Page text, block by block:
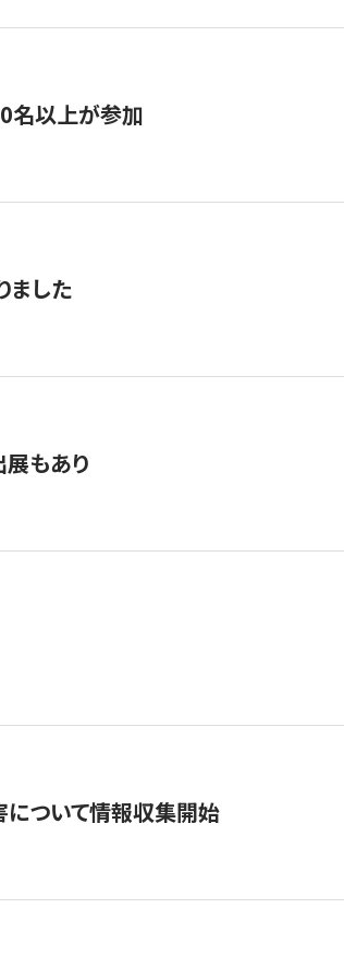
名以上が参加
ました
展もあり
について情報収集開始